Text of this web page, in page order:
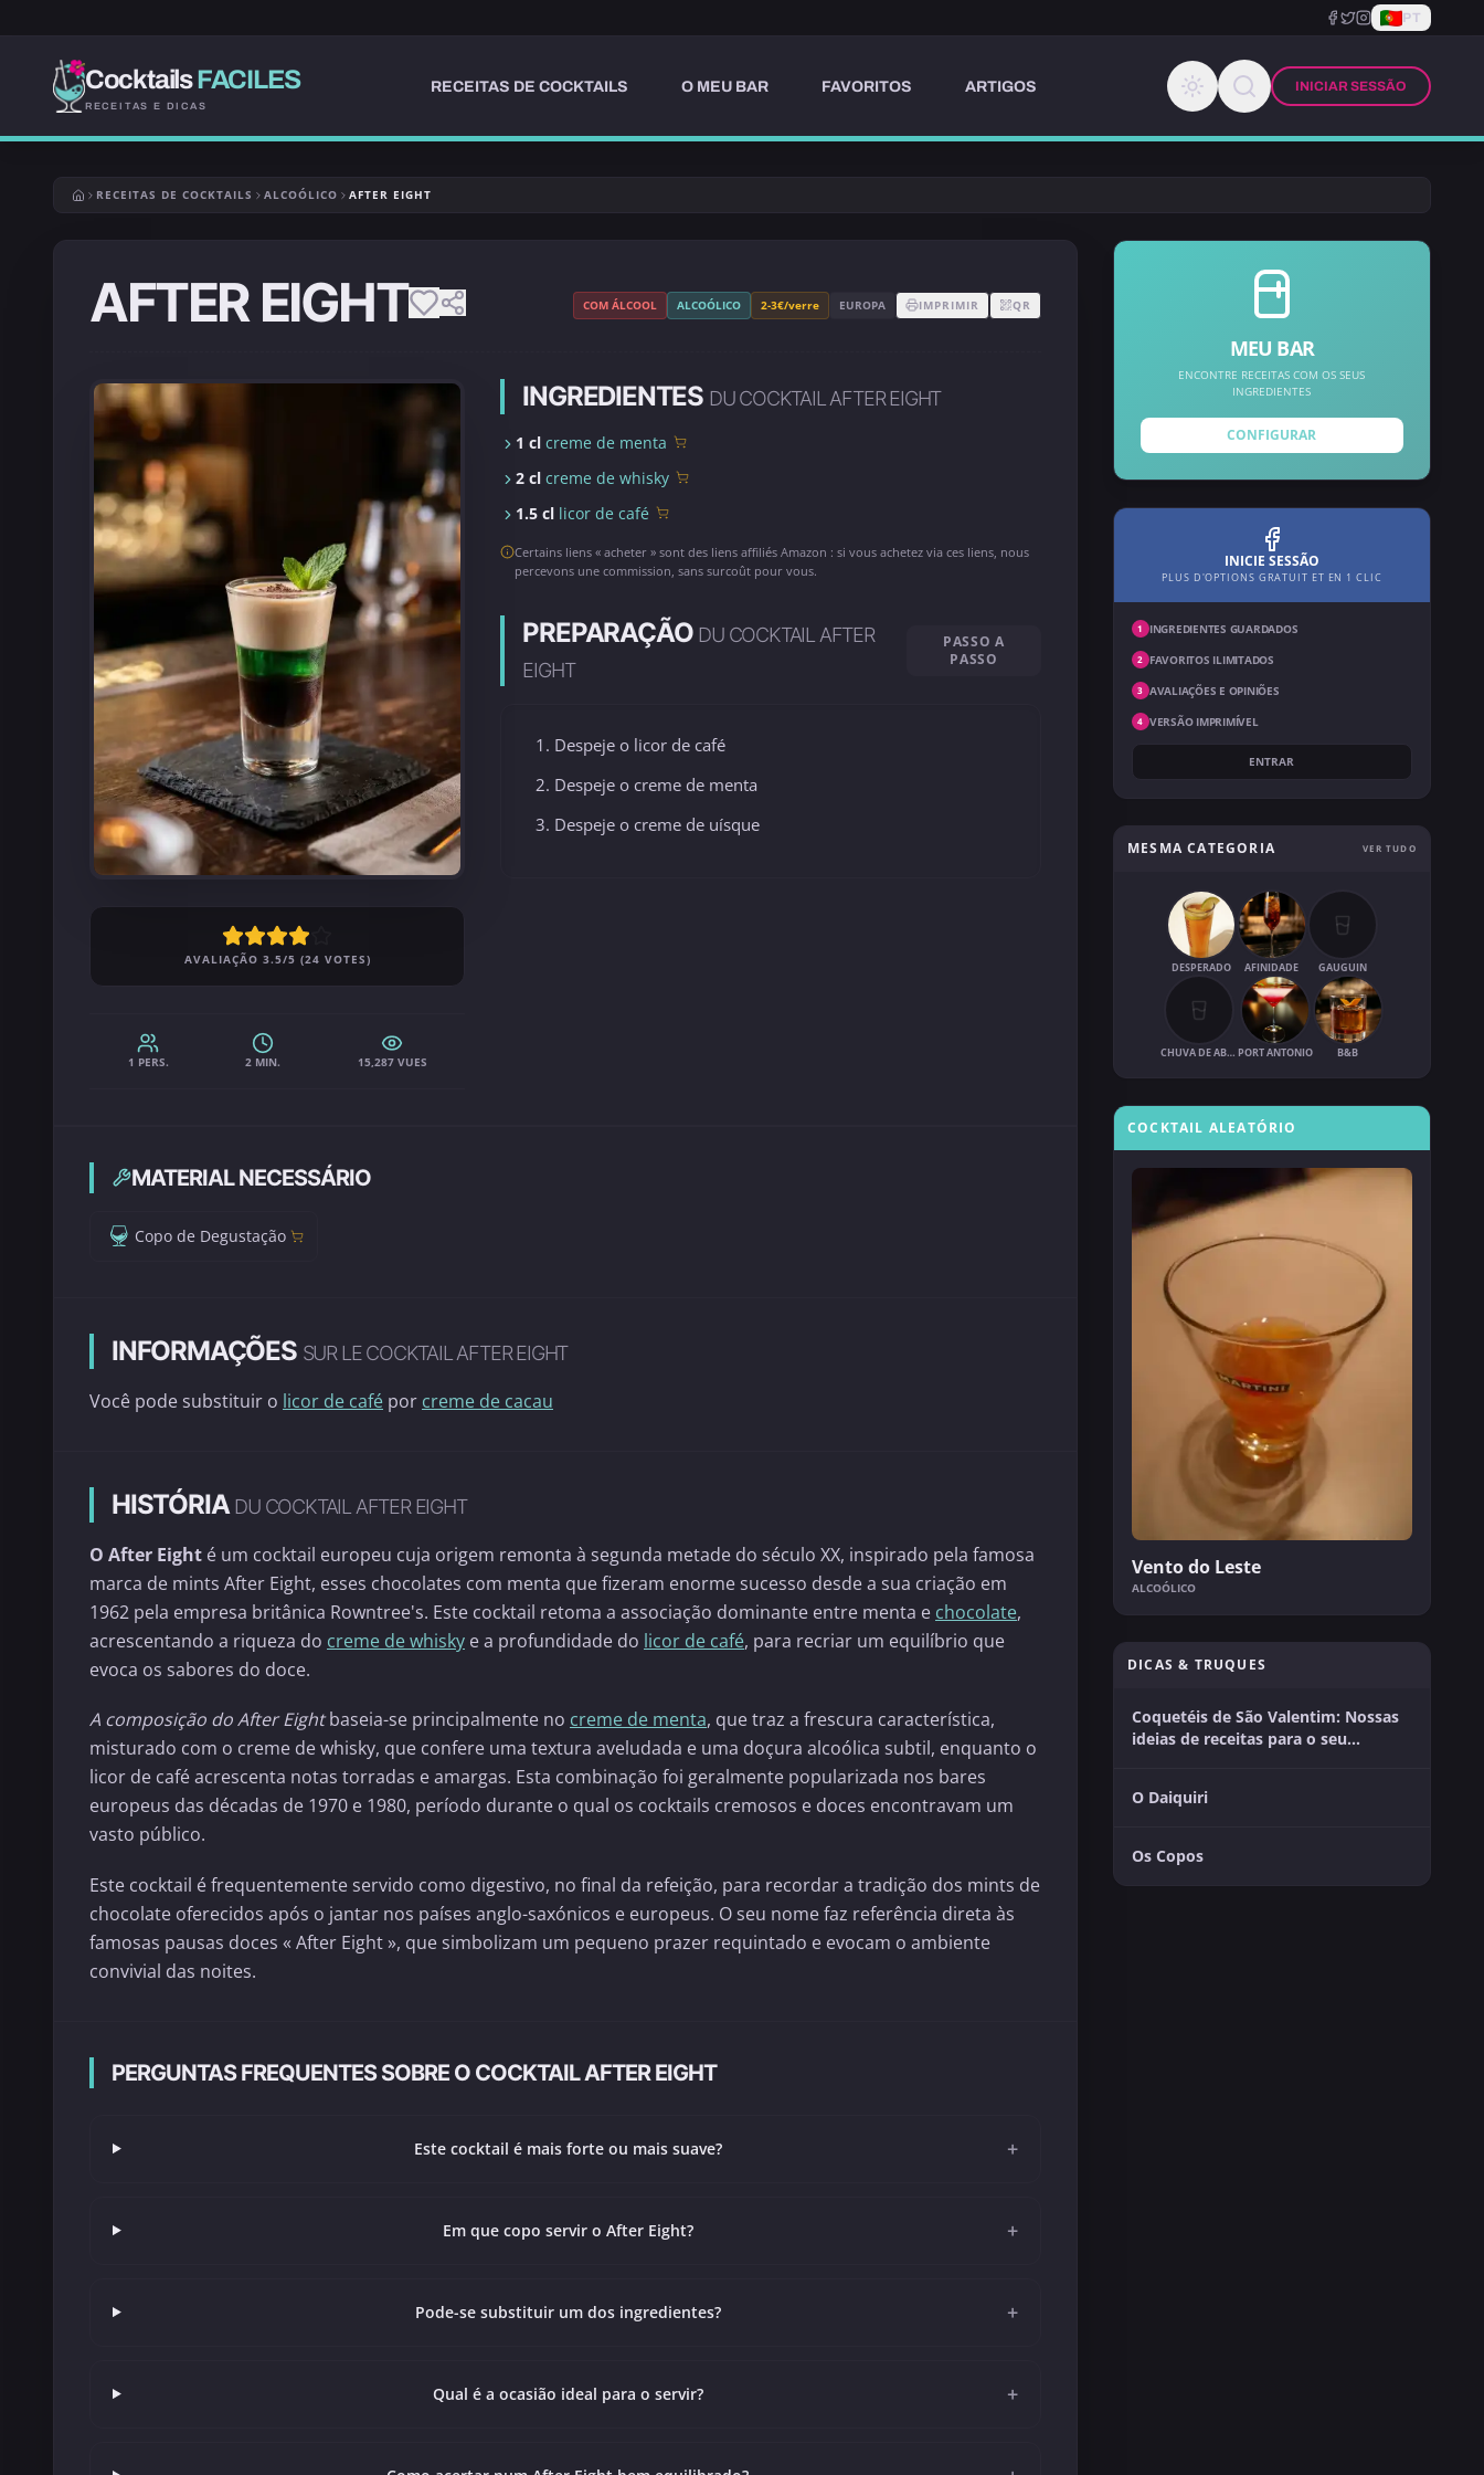
PT
CocktailsFACILES
RECEITAS E DICAS
RECEITAS DE COCKTAILS O MEU BAR FAVORITOS ARTIGOS INICIAR SESSÃO
RECEITAS DE COCKTAILS ALCOÓLICO AFTER EIGHT
AFTER EIGHT COM ÁLCOOL ALCOÓLICO 2-3€/verre EUROPA IMPRIMIR QR
AVALIAÇÃO 3.5/5 (24 VOTES)
1 PERS. 2 MIN. 15,287 VUES
INGREDIENTES DU COCKTAIL AFTER EIGHT
1 clcreme de menta
2 clcreme de whisky
1.5 cl licor de café
Certains liens « acheter » sont des liens affiliés Amazon : si vous achetez via ces liens, nous
percevons une commission, sans surcoût pour vous.
PREPARAÇÃO DU COCKTAIL AFTER
EIGHT
PASSO A
PASSO
Despeje o licor de café
Despeje o creme de menta
Despeje o creme de uísque
MATERIAL NECESSÁRIO
Copo de Degustação
INFORMAÇÕES SUR LE COCKTAIL AFTER EIGHT
Você pode substituir o licor de café por creme de cacau
HISTÓRIADU COCKTAIL AFTER EIGHT
O After Eight é um cocktail europeu cuja origem remonta à segunda metade do século XX, inspirado pela famosa
marca de mints After Eight, esses chocolates com menta que fizeram enorme sucesso desde a sua criação em
1962 pela empresa britânica Rowntree's. Este cocktail retoma a associação dominante entre menta e chocolate,
acrescentando a riqueza do creme de whisky e a profundidade do licor de café, para recriar um equilíbrio que
evoca os sabores do doce.
A composição do After Eightbaseia-se principalmente no creme de menta, que traz a frescura característica,
misturado com o creme de whisky, que confere uma textura aveludada e uma doçura alcoólica subtil, enquanto o
licor de café acrescenta notas torradas e amargas. Esta combinação foi geralmente popularizada nos bares
europeus das décadas de 1970 e 1980, período durante o qual os cocktails cremosos e doces encontravam um
vasto público.
Este cocktail é frequentemente servido como digestivo, no final da refeição, para recordar a tradição dos mints de
chocolate oferecidos após o jantar nos países anglo-saxónicos e europeus. O seu nome faz referência direta às
famosas pausas doces « After Eight », que simbolizam um pequeno prazer requintado e evocam o ambiente
convivial das noites.
PERGUNTAS FREQUENTES SOBRE O COCKTAIL AFTER EIGHT
Este cocktail é mais forte ou mais suave? +
Em que copo servir o After Eight? +
Pode-se substituir um dos ingredientes? +
Qual é a ocasião ideal para o servir? +
MEU BAR
ENCONTRE RECEITAS COM OS SEUS
INGREDIENTES
CONFIGURAR
INICIE SESSÃO
PLUS D'OPTIONS GRATUIT ET EN 1 CLIC
1 INGREDIENTES GUARDADOS
2 FAVORITOS ILIMITADOS
3 AVALIAÇÕES E OPINIÕES
4 VERSÃO IMPRIMÍVEL
ENTRAR
MESMA CATEGORIA VER TUDO
DESPERADO AFINIDADE GAUGUIN
CHUVA DE ABRIL PORT ANTONIO B&B
COCKTAIL ALEATÓRIO
Vento do Leste
ALCOÓLICO
DICAS & TRUQUES
Coquetéis de São Valentim: Nossas
ideias de receitas para o seu
O Daiquiri
Os Copos